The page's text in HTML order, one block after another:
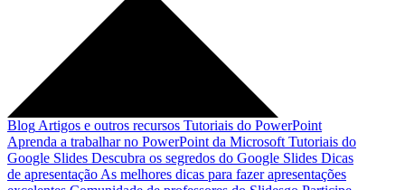
Blog Artigos e outros recursos Tutoriais do PowerPoint
Aprenda a trabalhar no PowerPoint da Microsoft Tutoriais do
Google Slides Descubra os segredos do Google Slides Dicas
de apresentação As melhores dicas para fazer apresentações